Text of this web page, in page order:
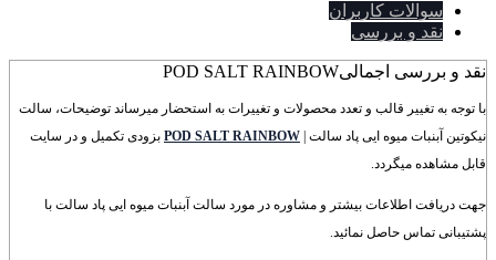
سوالات کاربران
نقد و بررسی
نقد و بررسی اجمالیPOD SALT RAINBOW
با توجه به تغییر قالب و تعدد محصولات و تغییرات به استحضار میرساند توضیحات، سالت
نیکوتین آبنبات میوه ایی پاد سالت | POD SALT RAINBOW بزودی تکمیل و در سایت
قابل مشاهده میگردد.
جهت دریافت اطلاعات بیشتر و مشاوره در مورد سالت آبنبات میوه ایی پاد سالت با
پشتیبانی تماس حاصل نمائید.